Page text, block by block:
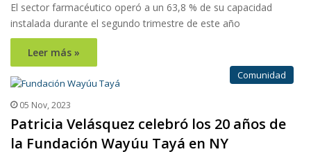
El sector farmacéutico operó a un 63,8 % de su capacidad
instalada durante el segundo trimestre de este año
Leer más »
Comunidad
05 Nov, 2023
Patricia Velásquez celebró los 20 años de
la Fundación Wayúu Tayá en NY